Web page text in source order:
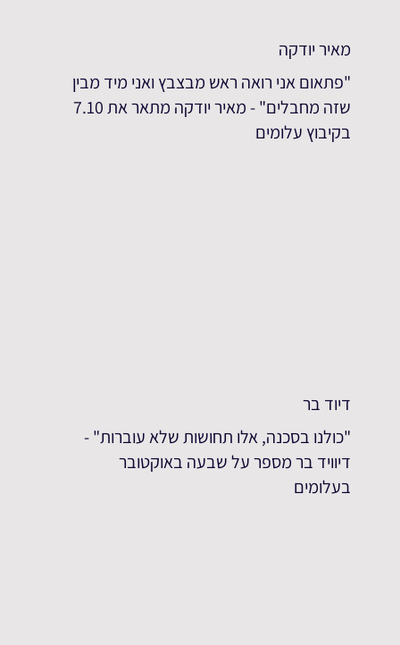
מאיר יודקה
"פתאום אני רואה ראש מבצבץ ואני מיד מבין
שזה מחבלים" - מאיר יודקה מתאר את 7.10
בקיבוץ עלומים
דיוד בר
"כולנו בסכנה, אלו תחושות שלא עוברות" -
דיוויד בר מספר על שבעה באוקטובר
בעלומים